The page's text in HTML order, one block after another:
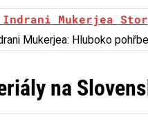
Indrani Mukerjea
Mukerjea: Hluboko
na